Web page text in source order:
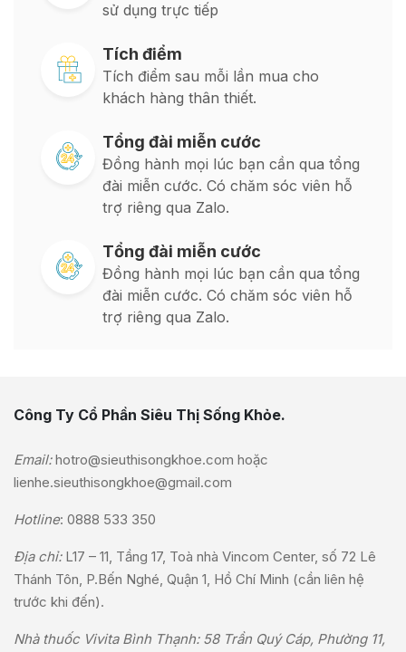
sử dụng trực tiếp
Tích điểm
Tích điểm sau mỗi lần mua cho
khách hàng thân thiết.
Tổng đài miễn cước
Đồng hành mọi lúc bạn cần qua tổng
đài miễn cước. Có chăm sóc viên hỗ
trợ riêng qua Zalo.
Tổng đài miễn cước
Đồng hành mọi lúc bạn cần qua tổng
đài miễn cước. Có chăm sóc viên hỗ
trợ riêng qua Zalo.
Công Ty Cổ Phần Siêu Thị Sống Khỏe.
Email: hotro@sieuthisongkhoe.com hoặc
lienhe.sieuthisongkhoe@gmail.com
Hotline: 0888 533 350
Địa chỉ: L17 – 11, Tầng 17, Toà nhà Vincom Center, số 72 Lê
Thánh Tôn, P.Bến Nghé, Quận 1, Hồ Chí Minh (cần liên hệ
trước khi đến).
Nhà thuốc Vivita Bình Thạnh: 58 Trần Quý Cáp, Phường 11,